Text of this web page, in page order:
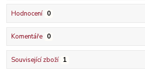
Hodnocení 0
Komentáře 0
Související zboží 1